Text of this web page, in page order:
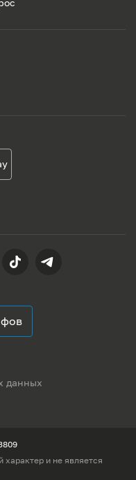
данных
и не является